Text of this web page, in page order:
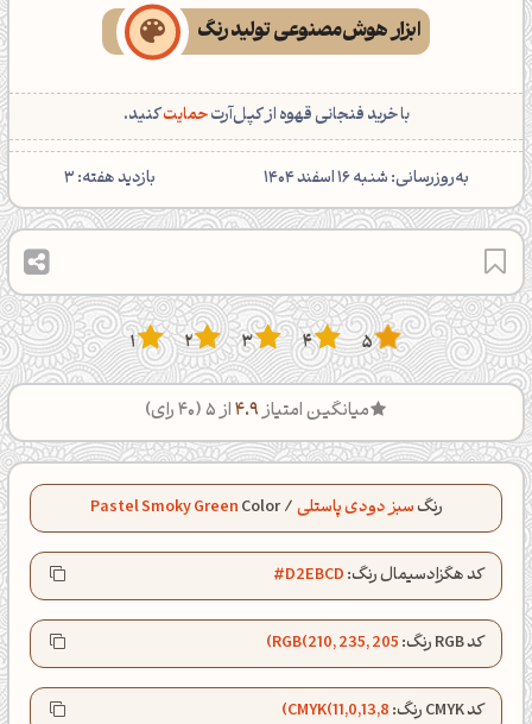
ابزار هوش‌مصنوعی تولید رنگ
با خرید فنجانی قهوه از کپل‌آرتحمایتکنید.
‌به‌روزرسانی: شنبه 16 اسفند 1404 بازدید هفته:3
5
4
3
2
1
میانگین امتیاز4.9از 5 ( 40رای)
رنگسبز دودی پاستلی/
Color
Pastel Smoky Green
کد هگزادسیمال رنگ:#D2EBCD
کد RGB رنگ: RGB(210, 235, 205)
کد CMYK رنگ: CMYK(11,0,13,8)